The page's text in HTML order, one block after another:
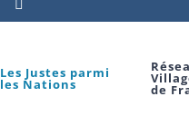
Les Justes parmi
les Nations de